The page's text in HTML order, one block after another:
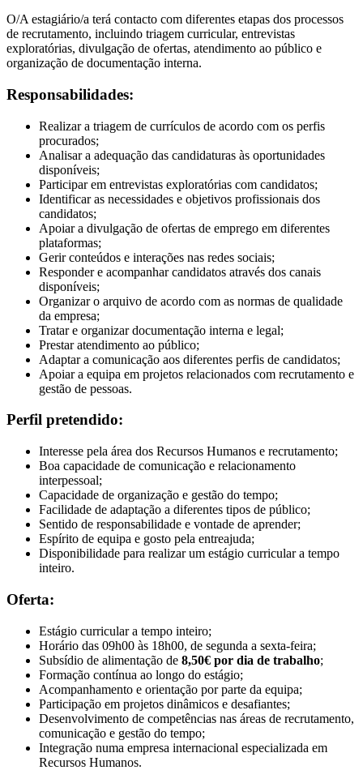
O/A estagiário/a terá contacto com diferentes etapas dos processos
de recrutamento, incluindo triagem curricular, entrevistas
exploratórias, divulgação de ofertas, atendimento ao público e
organização de documentação interna.
Responsabilidades:
Realizar a triagem de currículos de acordo com os perfis
procurados;
Analisar a adequação das candidaturas às oportunidades
disponíveis;
Participar em entrevistas exploratórias com candidatos;
Identificar as necessidades e objetivos profissionais dos
candidatos;
Apoiar a divulgação de ofertas de emprego em diferentes
plataformas;
Gerir conteúdos e interações nas redes sociais;
Responder e acompanhar candidatos através dos canais
disponíveis;
Organizar o arquivo de acordo com as normas de qualidade
da empresa;
Tratar e organizar documentação interna e legal;
Prestar atendimento ao público;
Adaptar a comunicação aos diferentes perfis de candidatos;
Apoiar a equipa em projetos relacionados com recrutamento e
gestão de pessoas.
Perfil pretendido:
Interesse pela área dos Recursos Humanos e recrutamento;
Boa capacidade de comunicação e relacionamento
interpessoal;
Capacidade de organização e gestão do tempo;
Facilidade de adaptação a diferentes tipos de público;
Sentido de responsabilidade e vontade de aprender;
Espírito de equipa e gosto pela entreajuda;
Disponibilidade para realizar um estágio curricular a tempo
inteiro.
Oferta:
Estágio curricular a tempo inteiro;
Horário das 09h00 às 18h00, de segunda a sexta-feira;
Subsídio de alimentação de 8,50€ por dia de trabalho;
Formação contínua ao longo do estágio;
Acompanhamento e orientação por parte da equipa;
Participação em projetos dinâmicos e desafiantes;
Desenvolvimento de competências nas áreas de recrutamento,
comunicação e gestão do tempo;
Integração numa empresa internacional especializada em
Recursos Humanos.